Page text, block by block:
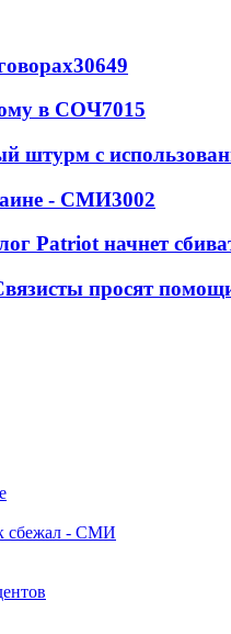
30649
в СОЧ7015
штурм с
- СМИ3002
Patriot начнет
просят
сбежал - СМИ